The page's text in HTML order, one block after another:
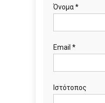
Όνομα*
Email *
Ιστότοπος